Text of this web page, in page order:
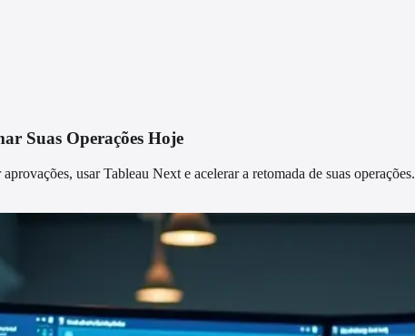
Suas Operações Hoje
usar Tableau Next e acelerar a retomada de suas operações.